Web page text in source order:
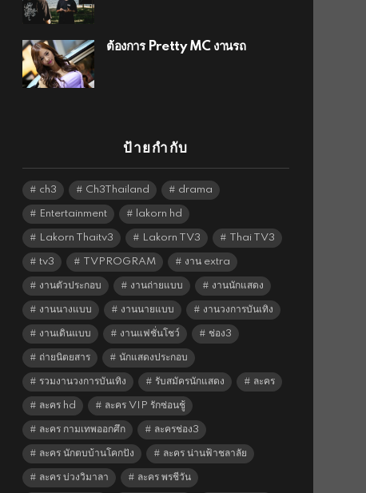
ต้องการ Pretty MC งานรถ
ป้ายกำกับ
ch3 Ch3Thailand drama
Entertainment lakorn hd
Lakorn Thaitv3 Lakorn TV3 Thai TV3
tv3 TVPROGRAM งาน extra
งานตัวประกอบ งานถ่ายแบบ งานนักแสดง
งานนางแบบ งานนายแบบ งานวงการบันเทิง
งานเดินแบบ งานแฟชั่นโชว์ ช่อง3
ถ่ายนิตยสาร นักแสดงประกอบ
รวมงานวงการบันเทิง รับสมัครนักแสดง ละคร
ละคร hd ละคร VIP รักซ่อนชู้
ละคร กามเทพออกศึก ละครช่อง3
ละคร นักตบบ้านโคกปัง ละคร น่านฟ้าชลาลัย
ละคร บ่วงวิมาลา ละคร พรชีวัน